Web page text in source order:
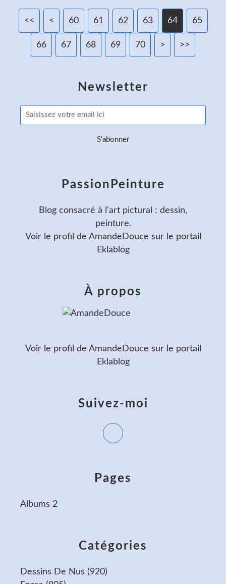
<< < 10
20
30
40
50
60 61 62 63 64 65
66 67 68 69 70 80
90
100
> >>
Newsletter
Catégories
Dessins De Nus (920)
Pages
Albums 2
PassionPeinture
Blog consacré à l'art pictural : dessin,
peinture.
Voir le profil de AmandeDouce sur le portail
Eklablog
Suivez-moi
À propos
Voir le profil de AmandeDouce sur le portail
Eklablog